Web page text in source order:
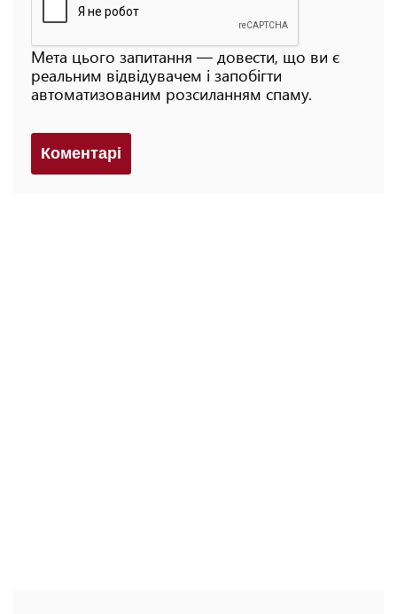
Мета цього запитання — довести, що ви є
реальним відвідувачем і запобігти
автоматизованим розсиланням спаму.
Коментарi